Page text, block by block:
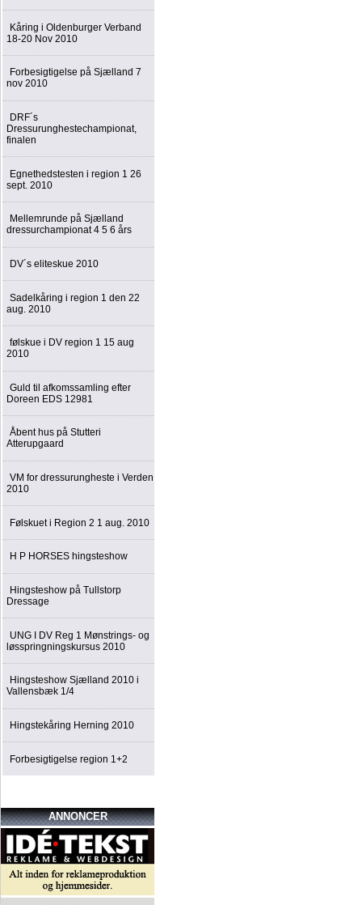
Kåring i Oldenburger Verband
18-20 Nov 2010
Forbesigtigelse på Sjælland 7
nov 2010
DRF´s
Dressurunghestechampionat,
finalen
Egnethedstesten i region 1 26
sept. 2010
Mellemrunde på Sjælland
dressurchampionat 4 5 6 års
DV´s eliteskue 2010
Sadelkåring i region 1 den 22
aug. 2010
følskue i DV region 1 15 aug
2010
Guld til afkomssamling efter
Doreen EDS 12981
Åbent hus på Stutteri
Atterupgaard
VM for dressurungheste i Verden
2010
Følskuet i Region 2 1 aug. 2010
H P HORSES hingsteshow
Hingsteshow på Tullstorp
Dressage
UNG I DV Reg 1 Mønstrings- og
løsspringningskursus 2010
Hingsteshow Sjælland 2010 i
Vallensbæk 1/4
Hingstekåring Herning 2010
Forbesigtigelse region 1+2
ANNONCER